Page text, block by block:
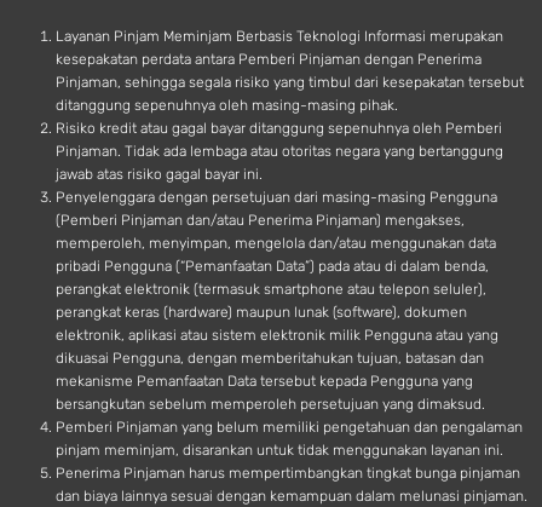
d
Layanan Pinjam Meminjam Berbasis Teknologi Informasi merupakan
kesepakatan perdata antara Pemberi Pinjaman dengan Penerima
Pinjaman, sehingga segala risiko yang timbul dari kesepakatan tersebut
ditanggung sepenuhnya oleh masing-masing pihak.
Risiko kredit atau gagal bayar ditanggung sepenuhnya oleh Pemberi
Pinjaman. Tidak ada lembaga atau otoritas negara yang bertanggung
jawab atas risiko gagal bayar ini.
Penyelenggara dengan persetujuan dari masing-masing Pengguna
(Pemberi Pinjaman dan/atau Penerima Pinjaman) mengakses,
memperoleh, menyimpan, mengelola dan/atau menggunakan data
pribadi Pengguna (“Pemanfaatan Data”) pada atau di dalam benda,
perangkat elektronik (termasuk smartphone atau telepon seluler),
perangkat keras (hardware) maupun lunak (software), dokumen
elektronik, aplikasi atau sistem elektronik milik Pengguna atau yang
dikuasai Pengguna, dengan memberitahukan tujuan, batasan dan
mekanisme Pemanfaatan Data tersebut kepada Pengguna yang
bersangkutan sebelum memperoleh persetujuan yang dimaksud.
Pemberi Pinjaman yang belum memiliki pengetahuan dan pengalaman
pinjam meminjam, disarankan untuk tidak menggunakan layanan ini.
Penerima Pinjaman harus mempertimbangkan tingkat bunga pinjaman
dan biaya lainnya sesuai dengan kemampuan dalam melunasi pinjaman.